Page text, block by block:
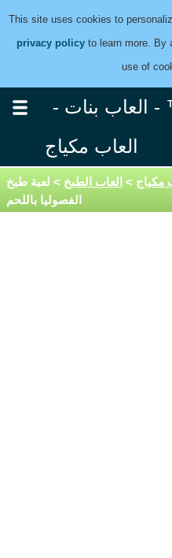
This site uses cookies to
privacy policy to learn more. By
use of
- العاب بنات -
العاب مكياج
مكياج > العاب الطبخ > لعبة طبخ
الفصوليا باللحم